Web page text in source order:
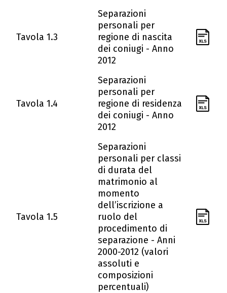
Tavola 1.3
Separazioni
personali per
regione di nascita
dei coniugi - Anno
2012
Tavola 1.4
Separazioni
personali per
regione di residenza
dei coniugi - Anno
2012
Tavola 1.5
Separazioni
personali per classi
di durata del
matrimonio al
momento
dell’iscrizione a
ruolo del
procedimento di
separazione - Anni
2000-2012 (valori
assoluti e
composizioni
percentuali)